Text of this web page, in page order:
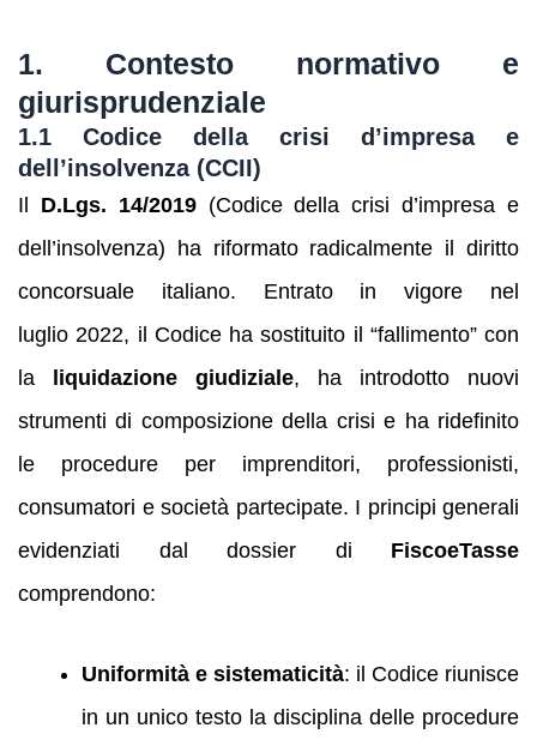
1. Contesto normativo e
giurisprudenziale
1.1 Codice della crisi d’impresa e
dell’insolvenza (CCII)
Il D.Lgs. 14/2019(Codice della crisi d’impresa e
dell’insolvenza) ha riformato radicalmente il diritto
concorsuale italiano. Entrato in vigore nel
luglio 2022, il Codice ha sostituito il “fallimento” con
la
liquidazione giudiziale, ha introdotto nuovi
strumenti di composizione della crisi e ha ridefinito
le procedure per imprenditori, professionisti,
consumatori e società partecipate. I principi generali
evidenziati dal dossier di FiscoeTasse
comprendono:
Uniformità e sistematicità: il Codice riunisce
in un unico testo la disciplina delle procedure